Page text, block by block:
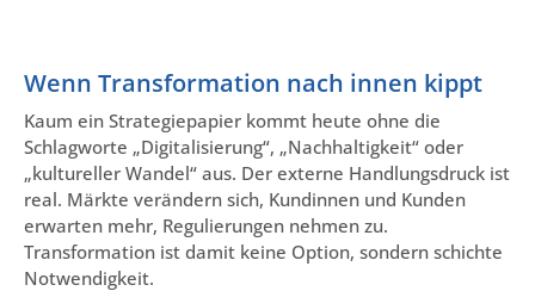
Wenn Transformation nach innen kippt
Kaum ein Strategiepapier kommt heute ohne die
Schlagworte „Digitalisierung“, „Nachhaltigkeit“ oder
„kultureller Wandel“ aus. Der externe Handlungsdruck ist
real. Märkte verändern sich, Kundinnen und Kunden
erwarten mehr, Regulierungen nehmen zu.
Transformation ist damit keine Option, sondern schichte
Notwendigkeit.